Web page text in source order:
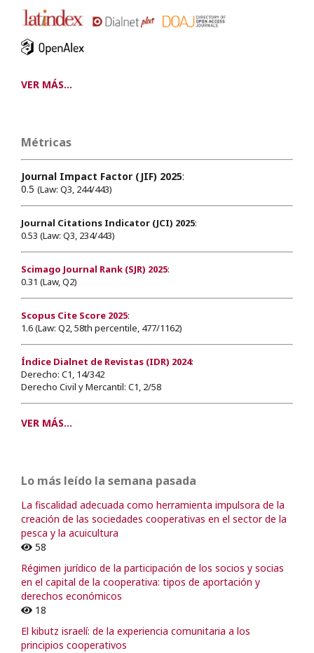
VER MÁS...
Métricas
Journal Impact Factor (JIF) 2025:
0.5 (Law: Q3, 244/443)
Journal Citations Indicator (JCI) 2025:
0.53 (Law: Q3, 234/443)
Scimago Journal Rank (SJR) 2025:
0.31 (Law, Q2)
Scopus Cite Score 2025:
1.6 (Law: Q2, 58th percentile, 477/1162)
Índice Dialnet de Revistas (IDR) 2024:
Derecho: C1, 14/342
Derecho Civil y Mercantil: C1, 2/58
VER MÁS...
Lo más leído la semana pasada
La fiscalidad adecuada como herramienta impulsora de la
creación de las sociedades cooperativas en el sector de la
pesca y la acuicultura
58
Régimen jurídico de la participación de los socios y socias
en el capital de la cooperativa: tipos de aportación y
derechos económicos
18
El kibutz israelí: de la experiencia comunitaria a los
principios cooperativos